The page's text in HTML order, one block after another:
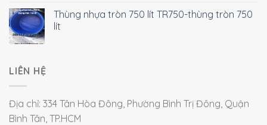
Thùng nhựa tròn 750 lít TR750-thùng tròn 750
lít
LIÊN HỆ
Địa chỉ: 334 Tân Hòa Đông, Phường Bình Trị Đông, Quận
Bình Tân, TP.HCM